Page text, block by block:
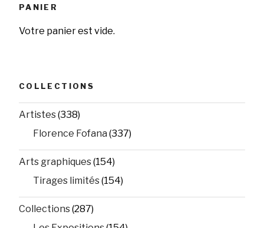
PANIER
Votre panier est vide.
COLLECTIONS
Artistes(338)
Florence Fofana (337)
Arts graphiques(154)
Tirages limités(154)
Collections(287)